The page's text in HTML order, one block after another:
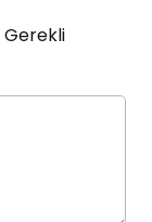
Gerekli